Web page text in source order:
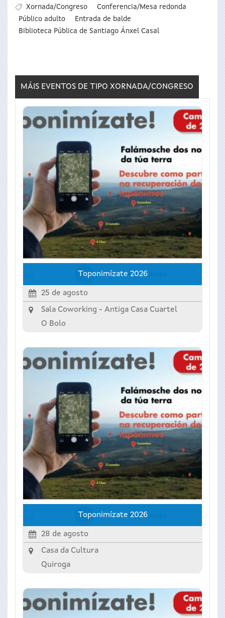
Xornada/Congreso
Conferencia/Mesa redonda
Público adulto
Entrada de balde
Biblioteca Pública de Santiago Ánxel Casal
MÁIS EVENTOS DE TIPO XORNADA/CONGRESO
Toponimízate 2026
25 de agosto
Sala Coworking - Antiga Casa Cuartel
O Bolo
Toponimízate 2026
28 de agosto
Casa da Cultura
Quiroga